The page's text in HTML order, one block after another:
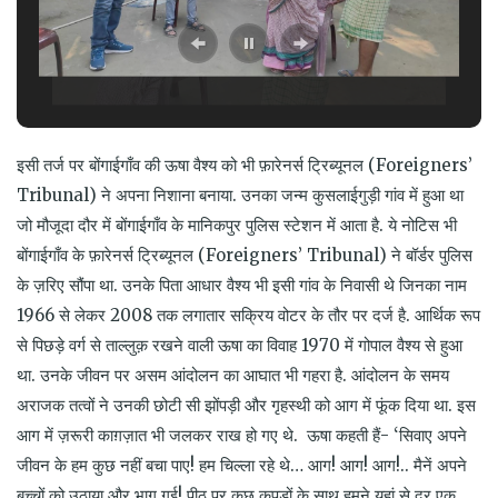
इसी तर्ज परबोंगाईगाँवकी ऊषा वैश्य को भी फ़ारेनर्स ट्रिब्यूनल (Foreigners’
Tribunal) ने अपना निशाना बनाया. उनका जन्म कुसलाईगुड़ी गांव में हुआ था
जो मौजूदा दौर मेंबोंगाईगाँवके मानिकपुर पुलिस स्टेशन में आता है. ये नोटिस भी
बोंगाईगाँवके फ़ारेनर्स ट्रिब्यूनल (Foreigners’ Tribunal) ने बॉर्डर पुलिस
के ज़रिए सौंपा था. उनके पिता आधार वैश्य भी इसी गांव के निवासी थे जिनका नाम
1966 से लेकर 2008 तक लगातार सक्रिय वोटर के तौर पर दर्ज है. आर्थिक रूप
से पिछड़े वर्ग से ताल्लुक़ रखने वाली ऊषा का विवाह 1970 में गोपाल वैश्य से हुआ
था. उनके जीवन पर असम आंदोलन का आघात भी गहरा है. आंदोलन के समय
अराजक तत्वों ने उनकी छोटी सी झोंपड़ी और गृहस्थी को आग में फूंक दिया था. इस
आग में ज़रूरी काग़ज़ात भी जलकर राख हो गए थे. ऊषा कहती हैं- ‘सिवाए अपने
जीवन के हम कुछ नहीं बचा पाए! हम चिल्ला रहे थे… आग! आग! आग!.. मैनें अपने